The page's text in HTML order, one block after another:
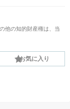
他の知的財産権は、当
お気に入り